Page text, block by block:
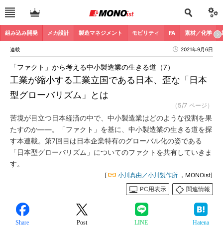
組み込み開発 メカ設計 製造マネジメント モビリティ FA 素材／化学
連載 2021年9月6日
工業が縮小する工業立国である日本、歪な「日本
型グローバリズム」とは
「ファクト」から考える中小製造業の生きる道（7）
（5/7 ページ）
苦境が目立つ日本経済の中で、中小製造業はどのような役割を果
たすのか――。「ファクト」を基に、中小製造業の生きる道を探
す本連載。第7回目は日本企業特有のグローバル化の姿である
「日本型グローバリズム」についてのファクトを共有していきま
す。
[ 小川真由／小川製作所 ，MONOist]
PC用表示
関連情報
Share Post LINE Hatena